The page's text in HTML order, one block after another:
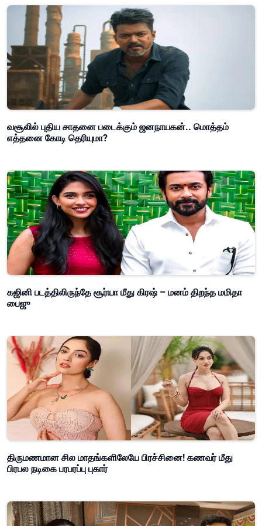
வசூலில் புதிய சாதனை படைக்கும் ஜனநாயகன்.. மொத்தம்
எத்தனை கோடி தெரியுமா?
கஜினி படத்திலிருந்தே சூர்யா மீது கிரஷ் – மனம் திறந்த மமிதா
பைஜு
திருமணமான சில மாதங்களிலேயே பிரச்சினை! கணவர் மீது
பிரபல நடிகை பரபரப்பு புகார்